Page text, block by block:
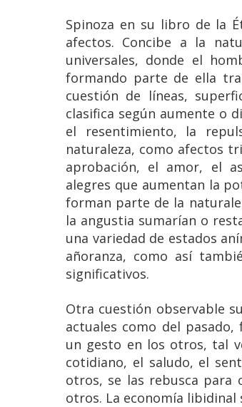
Spinoza en su libro de la
afectos. Concibe a la
universales, donde el
formando parte de ella
cuestión de líneas,
clasifica según aumente o
el resentimiento, la
naturaleza, como afectos
aprobación, el amor, el
alegres que aumentan la
forman parte de la
la angustia sumarían o
una variedad de estados
añoranza, como así
significativos.
Otra cuestión observable
actuales como del
un gesto en los otros, tal
cotidiano, el saludo, el
otros, se las rebusca para
otros. La economía libidinal